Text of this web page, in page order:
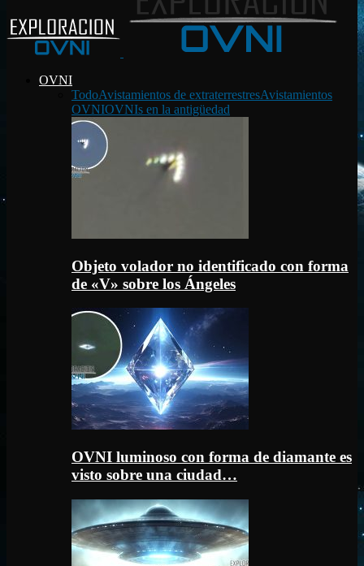
OVNI
TodoAvistamientos de extraterrestresAvistamientos
OVNIOVNIs en la antigüedad
Objeto volador no identificado con forma
de «V» sobre los Ángeles
OVNI luminoso con forma de diamante es
visto sobre una ciudad…